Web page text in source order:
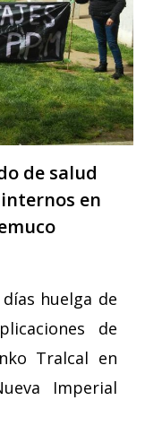
de salud
en
huelga de
de
Tralcal en
Imperial